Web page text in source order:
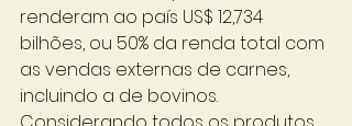
renderam ao país US$ 12,734
bilhões, ou 50% da renda total com
as vendas externas de carnes,
incluindo a de bovinos.